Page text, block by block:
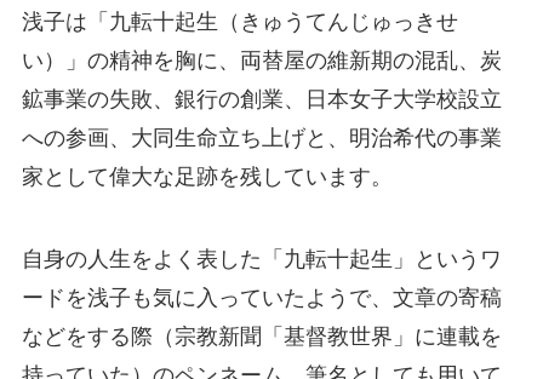
浅子は「九転十起生（きゅうてんじゅっきせ
い）」の精神を胸に、両替屋の維新期の混乱、炭
鉱事業の失敗、銀行の創業、日本女子大学校設立
への参画、大同生命立ち上げと、明治希代の事業
家として偉大な足跡を残しています。
自身の人生をよく表した「九転十起生」というワ
ードを浅子も気に入っていたようで、文章の寄稿
などをする際（宗教新聞「基督教世界」に連載を